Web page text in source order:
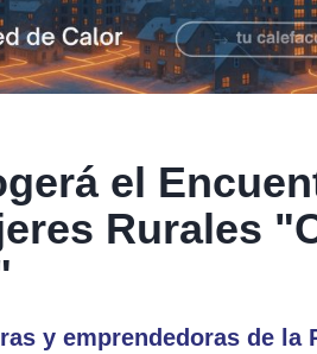
el
Rurales
y emprendedoras de la